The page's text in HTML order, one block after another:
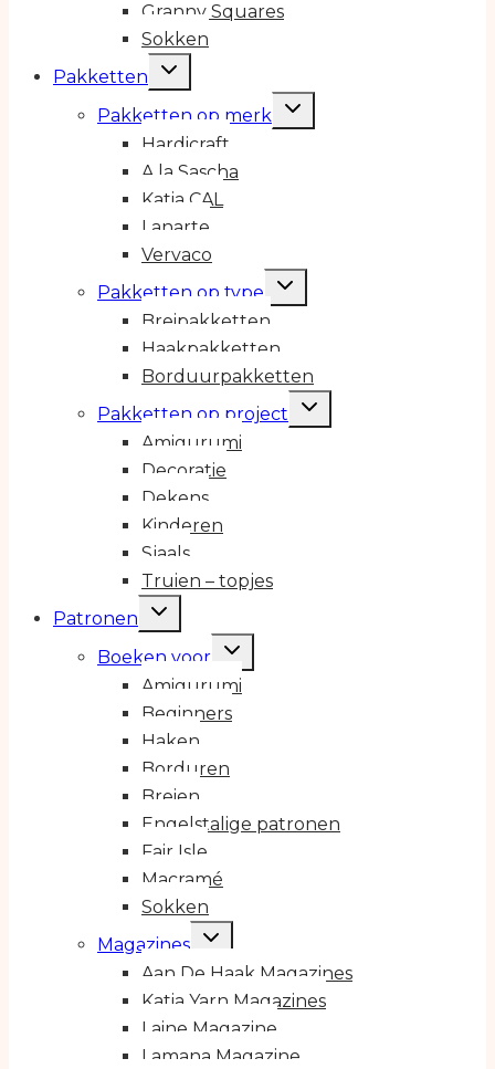
Granny Squares
Sokken
Pakketten
Toggle
Pakketten op merk
Toggle
Hardicraft
A la Sascha
Katia CAL
Lanarte
Vervaco
Pakketten op type
Toggle
Breipakketten
Haakpakketten
Borduurpakketten
Pakketten op project
Toggle
Amigurumi
Decoratie
Dekens
Kinderen
Sjaals
Truien – topjes
Patronen
Toggle
Boeken voor
Toggle
Amigurumi
Beginners
Haken
Borduren
Breien
Engelstalige patronen
Fair Isle
Macramé
Sokken
Magazines
Toggle
submenu
Aan De Haak Magazines
Katia Yarn Magazines
Laine Magazine
Lamana Magazine